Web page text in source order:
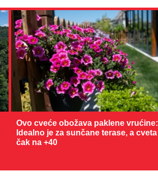
Ovo cveće obožava paklene vrućine:
Idealno je za sunčane terase, a cveta
čak na +40
Loznica
25 °C